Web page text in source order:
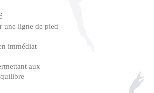
une ligne de pied
immédiat
aux